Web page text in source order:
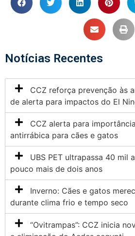
Notícias Recentes
CCZ reforça prevenção às
de alerta para impactos do El
CCZ alerta para
antirrábica para cães e gatos
UBS PET ultrapassa 40 mil
pouco mais de dois anos
Inverno: Cães e gatos
durante clima frio e tempo seco
“Ovitrampas”: CCZ inicia